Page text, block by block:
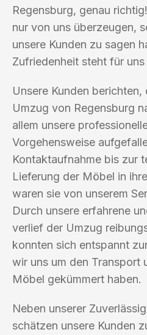
Regensburg, genau
nur von uns überzeugen,
unsere Kunden zu sagen
Zufriedenheit steht für uns
Unsere Kunden berichten,
Umzug von Regensburg
allem unsere
Vorgehensweise
Kontaktaufnahme bis zur
Lieferung der Möbel in
waren sie von unserem
Durch unsere erfahrene
verlief der Umzug
konnten sich entspannt
wir uns um den Transport
Möbel gekümmert haben.
Neben unserer
schätzen unsere Kunden